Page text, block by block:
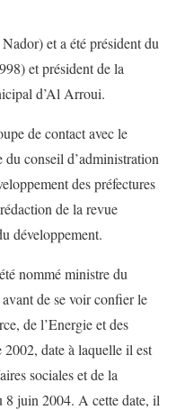
et a été président du
et président de la
d’Al Arroui.
de contact avec le
du conseil d’administration
des préfectures
de la revue
développement.
nommé ministre du
de se voir confier le
de l’Energie et des
date à laquelle il est
sociales et de la
8 juin 2004. A cette date, il